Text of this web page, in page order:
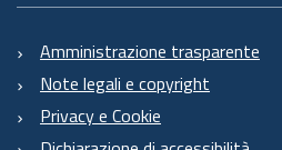
Amministrazione trasparente
Note legali e copyright
Privacy e Cookie